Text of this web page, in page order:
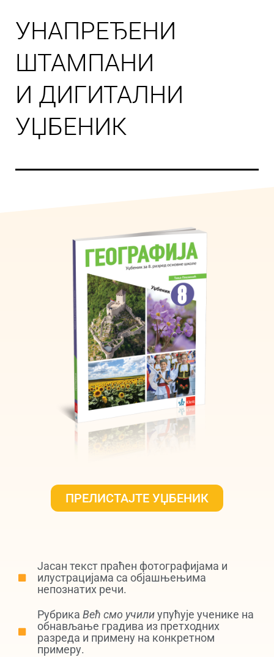
УНАПРЕЂЕНИ
ШТАМПАНИ
И ДИГИТАЛНИ
УЏБЕНИК
Јасан текст праћен фотографијама и
илустрацијама са објашњењима
непознатих речи.
Рубрика Већ смо училиупућује ученике на
обнављање градива из претходних
разреда и примену на конкретном
примеру.
ПРЕЛИСТАЈТЕ УЏБЕНИК